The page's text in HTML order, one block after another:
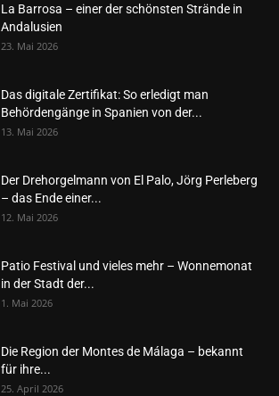
La Barrosa – einer der schönsten Strände in
Andalusien
23. Mai 2026
Das digitale Zertifikat: So erledigt man
Behördengänge in Spanien von der...
13. Mai 2026
Der Drehorgelmann von El Palo, Jörg Perleberg
– das Ende einer...
12. Mai 2026
Patio Festival und vieles mehr – Wonnemonat
in der Stadt der...
1. Mai 2026
Die Region der Montes de Málaga – bekannt
für ihre...
25. April 2026